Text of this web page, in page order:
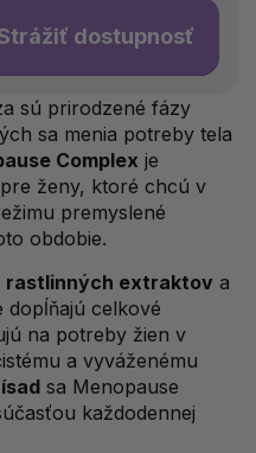
dostupnosť
sú prirodzené fázy
sa menia potreby tela
Complex je
ženy, ktoré chcú v
premyslené
obdobie.
rastlinných extraktov a
dopĺňajú celkové
na potreby žien v
a vyváženému
sa Menopause
každodennej